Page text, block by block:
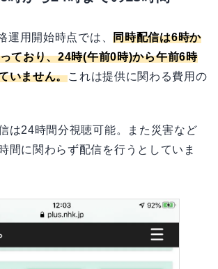
運用開始時点では、同時配信は6時か
ており、24時(午前0時)から午前6時
いません。これは提供に関わる費用の
は24時間分視聴可能。また災害など
間に関わらず配信を行うとしていま